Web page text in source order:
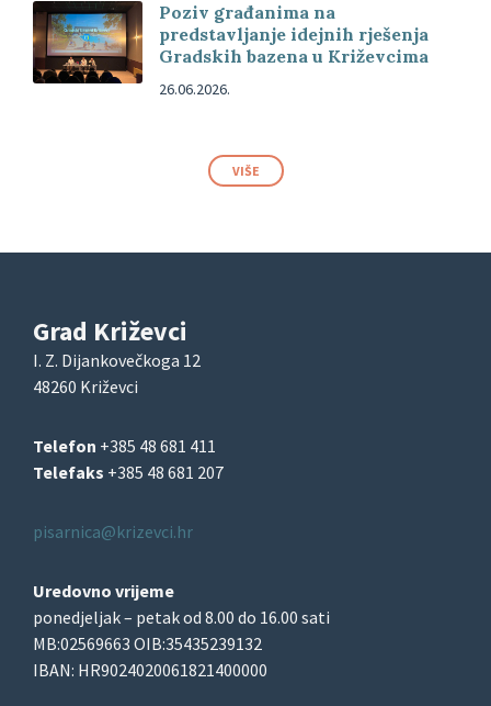
Poziv građanima na
predstavljanje idejnih rješenja
Gradskih bazena u Križevcima
26.06.2026.
VIŠE
Grad Križevci
I. Z. Dijankovečkoga 12
48260 Križevci
Telefon +385 48 681 411
Telefaks +385 48 681 207
pisarnica@krizevci.hr
Uredovno vrijeme
ponedjeljak – petak od 8.00 do 16.00 sati
MB:02569663 OIB:35435239132
IBAN: HR9024020061821400000